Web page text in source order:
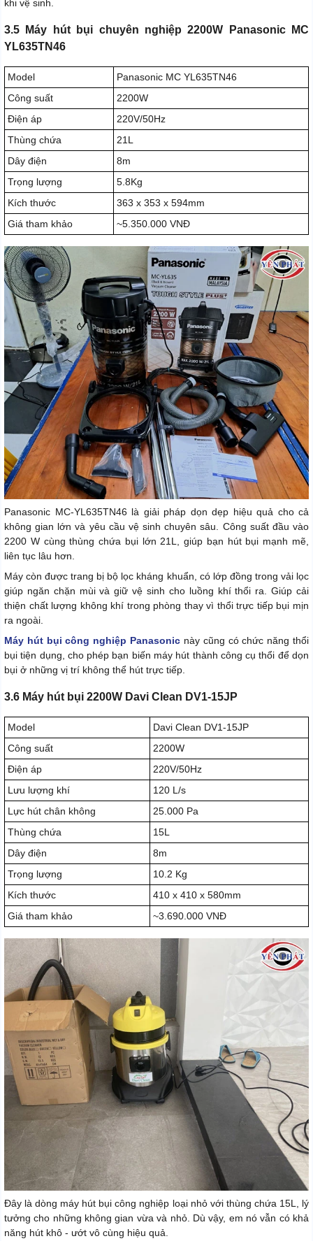
khi vệ sinh.
3.5 Máy hút bụi chuyên nghiệp 2200W Panasonic MC
YL635TN46
Model
Panasonic MC YL635TN46
Công suất
2200W
Điện áp
220V/50Hz
Thùng chứa
21L
Dây điện
8m
Trọng lượng
5.8Kg
Kích thước
363 x 353 x 594mm
Giá tham khảo
~5.350.000 VNĐ
Panasonic MC‑YL635TN46 là giải pháp dọn dẹp hiệu quả cho cả
không gian lớn và yêu cầu vệ sinh chuyên sâu. Công suất đầu vào
2200 W cùng thùng chứa bụi lớn 21L, giúp bạn hút bụi mạnh mẽ,
liên tục lâu hơn.
Máy còn được trang bị bộ lọc kháng khuẩn, có lớp đồng trong vải lọc
giúp ngăn chặn mùi và giữ vệ sinh cho luồng khí thổi ra. Giúp cải
thiện chất lượng không khí trong phòng thay vì thổi trực tiếp bụi mịn
ra ngoài.
Máy hút bụi công nghiệp Panasonic này cũng có chức năng thổi
bụi tiện dụng, cho phép bạn biến máy hút thành công cụ thổi để dọn
bụi ở những vị trí không thể hút trực tiếp.
3.6 Máy hút bụi 2200W Davi Clean DV1-15JP
Model
Davi Clean DV1-15JP
Công suất
2200W
Điện áp
220V/50Hz
Lưu lượng khí
120 L/s
Lực hút chân không
25.000 Pa
Thùng chứa
15L
Dây điện
8m
Trọng lượng
10.2 Kg
Kích thước
410 x 410 x 580mm
Giá tham khảo
~3.690.000 VNĐ
Đây là dòng máy hút bụi công nghiệp loại nhỏ với thùng chứa 15L, lý
tưởng cho những không gian vừa và nhỏ. Dù vậy, em nó vẫn có khả
năng hút khô - ướt vô cùng hiệu quả.